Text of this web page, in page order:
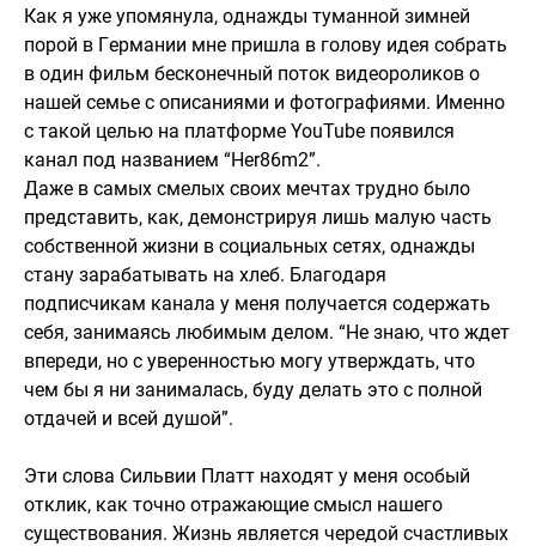
Как я уже упомянула, однажды туманной зимней
порой в Германии мне пришла в голову идея собрать
в один фильм бесконечный поток видеороликов о
нашей семье с описаниями и фотографиями. Именно
с такой целью на платформе YouTube появился
канал под названием “Her86m2”.
Даже в самых смелых своих мечтах трудно было
представить, как, демонстрируя лишь малую часть
собственной жизни в социальных сетях, однажды
стану зарабатывать на хлеб. Благодаря
подписчикам канала у меня получается содержать
себя, занимаясь любимым делом. “Не знаю, что ждет
впереди, но с уверенностью могу утверждать, что
чем бы я ни занималась, буду делать это с полной
отдачей и всей душой”.
Эти слова Сильвии Платт находят у меня особый
отклик, как точно отражающие смысл нашего
существования. Жизнь является чередой счастливых